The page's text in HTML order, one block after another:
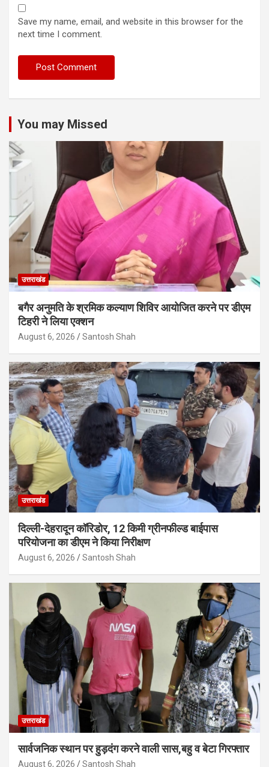
Save my name, email, and website in this browser for the
next time I comment.
You may Missed
उत्तराखंड
बगैर अनुमति के श्रमिक कल्याण शिविर आयोजित करने पर डीएम
टिहरी ने लिया एक्शन
August 6, 2026 Santosh Shah
उत्तराखंड
दिल्ली-देहरादून कॉरिडोर, 12 किमी ग्रीनफील्ड बाईपास
परियोजना का डीएम ने किया निरीक्षण
August 6, 2026 Santosh Shah
उत्तराखंड
सार्वजनिक स्थान पर हुड़दंग करने वाली सास,बहु व बेटा गिरफ्तार
August 6, 2026 Santosh Shah